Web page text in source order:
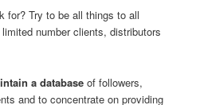
for? Try to be all things to all
number clients, distributors
a database of followers,
and to concentrate on providing